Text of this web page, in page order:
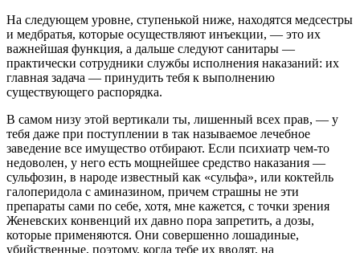
На следующем уровне, ступенькой ниже, находятся медсестры
и медбратья, которые осуществляют инъекции, — это их
важнейшая функция, а дальше следуют санитары —
практически сотрудники службы исполнения наказаний: их
главная задача — принудить тебя к выполнению
существующего распорядка.
В самом низу этой вертикали ты, лишенный всех прав, — у
тебя даже при поступлении в так называемое лечебное
заведение все имущество отбирают. Если психиатр чем-то
недоволен, у него есть мощнейшее средство наказания —
сульфозин, в народе известный как «сульфа», или коктейль
галоперидола с аминазином, причем страшны не эти
препараты сами по себе, хотя, мне кажется, с точки зрения
Женевских конвенций их давно пора запретить, а дозы,
которые применяются. Они совершенно лошадиные,
убийственные, поэтому, когда тебе их вводят, на